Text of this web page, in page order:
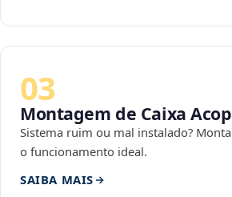
03
Montagem de Caixa
Sistema ruim ou mal instalado?
o funcionamento ideal.
SAIBA MAIS